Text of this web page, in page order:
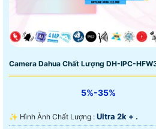
Camera Dahua Chất Lượng DH-IPC-
5%-35%
✨ Hình Ành Chất Lượng : Ultra 2k + .